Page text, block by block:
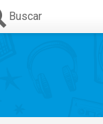
Buscar